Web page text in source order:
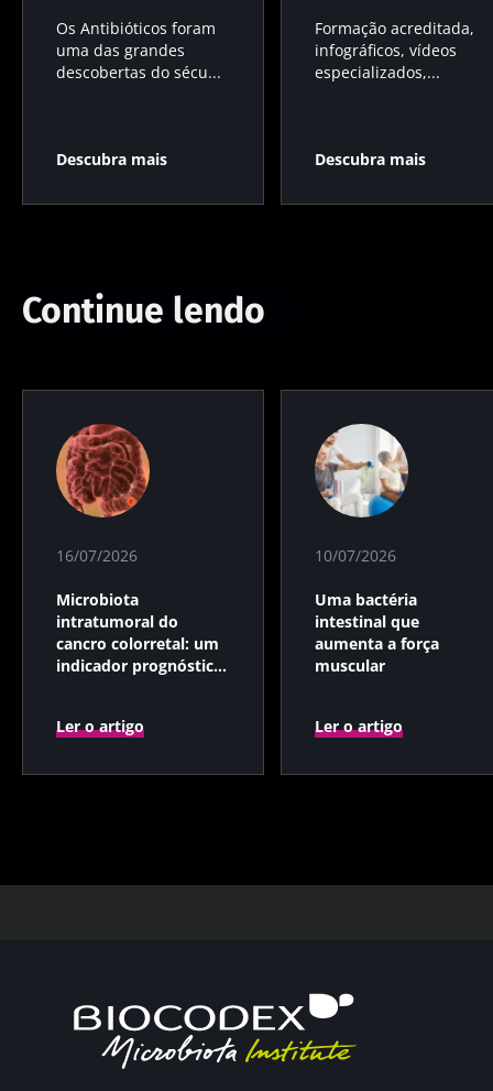
Os Antibióticos foram
uma das grandes
descobertas do sécu...
Descubra mais
Formação acreditada,
infográficos, vídeos
especializados,...
Descubra mais
Continue lendo
16/07/2026
Microbiota
intratumoral do
cancro colorretal: um
indicador prognóstico
Ler o artigo
10/07/2026
Uma bactéria
intestinal que
aumenta a força
muscular
Ler o artigo